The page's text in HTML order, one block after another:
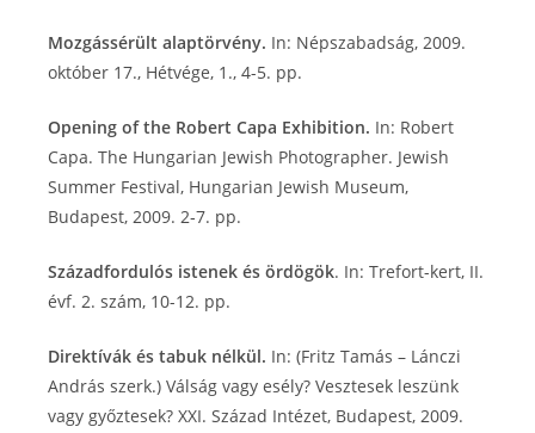
Mozgássérült alaptörvény. In: Népszabadság, 2009.
október 17., Hétvége, 1., 4-5. pp.
Opening of the Robert Capa Exhibition. In: Robert
Capa. The Hungarian Jewish Photographer. Jewish
Summer Festival, Hungarian Jewish Museum,
Budapest, 2009. 2‑7. pp.
Századfordulós istenek és ördögök. In: Trefort-kert, II.
évf. 2. szám, 10-12. pp.
Direktívák és tabuk nélkül. In: (Fritz Tamás – Lánczi
András szerk.) Válság vagy esély? Vesztesek leszünk
vagy győztesek? XXI. Század Intézet, Budapest, 2009.